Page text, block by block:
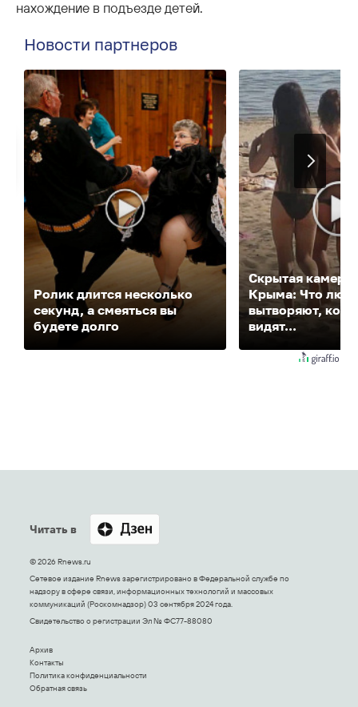
нахождение в подъезде детей.
Новости партнеров
Ролик длится несколько
секунд, а смеяться вы
будете долго
Скрытая камера
Крыма: Что
вытворяют,
видят...
Читать в
© 2026 Rnews.ru
Сетевое издание Rnews зарегистрировано в Федеральной службе по
надзору в сфере связи, информационных технологий и массовых
коммуникаций (Роскомнадзор) 03 сентября 2024 года.
Свидетельство о регистрации Эл № ФС77-88080
Архив
Контакты
Политика конфиденциальности
Обратная связь